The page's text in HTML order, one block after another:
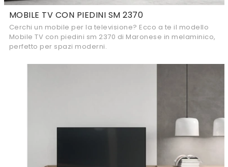
MOBILE TV CON PIEDINI SM 2370
Cerchi un mobile per la televisione? Ecco a te il modello
Mobile TV con piedini sm 2370 di Maronese in melaminico,
perfetto per spazi moderni.